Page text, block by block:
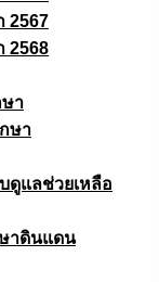
2567
2568
า
ษา
ดูแลช่วยเหลือ
าดินแดน